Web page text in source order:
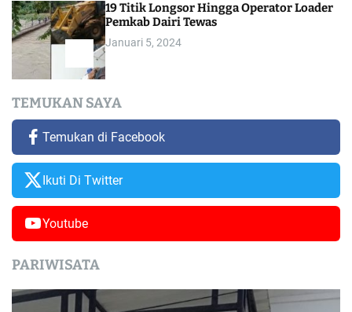
19 Titik Longsor Hingga Operator Loader
Pemkab Dairi Tewas
Januari 5, 2024
TEMUKAN SAYA
Temukan di Facebook
Ikuti Di Twitter
Youtube
PARIWISATA